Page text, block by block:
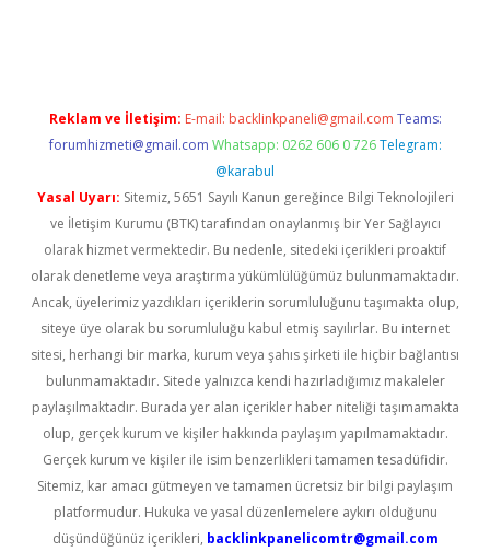
Reklam ve İletişim: E-mail: backlinkpaneli@gmail.com Teams:
forumhizmeti@gmail.com Whatsapp: 0262 606 0 726 Telegram:
@karabul
Yasal Uyarı: Sitemiz, 5651 Sayılı Kanun gereğince Bilgi Teknolojileri
ve İletişim Kurumu (BTK) tarafından onaylanmış bir Yer Sağlayıcı
olarak hizmet vermektedir. Bu nedenle, sitedeki içerikleri proaktif
olarak denetleme veya araştırma yükümlülüğümüz bulunmamaktadır.
Ancak, üyelerimiz yazdıkları içeriklerin sorumluluğunu taşımakta olup,
siteye üye olarak bu sorumluluğu kabul etmiş sayılırlar. Bu internet
sitesi, herhangi bir marka, kurum veya şahıs şirketi ile hiçbir bağlantısı
bulunmamaktadır. Sitede yalnızca kendi hazırladığımız makaleler
paylaşılmaktadır. Burada yer alan içerikler haber niteliği taşımamakta
olup, gerçek kurum ve kişiler hakkında paylaşım yapılmamaktadır.
Gerçek kurum ve kişiler ile isim benzerlikleri tamamen tesadüfidir.
Sitemiz, kar amacı gütmeyen ve tamamen ücretsiz bir bilgi paylaşım
platformudur. Hukuka ve yasal düzenlemelere aykırı olduğunu
düşündüğünüz içerikleri, backlinkpanelicomtr@gmail.com